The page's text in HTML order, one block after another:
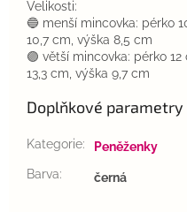
Velikosti:
🔵 menší mincovka: pérko
10,7 cm, výška 8,5 cm
🟣 větší mincovka: pérko
13,3 cm, výška 9,7 cm
Doplňkové parametry
Kategorie:
Peněženky
Barva: černá